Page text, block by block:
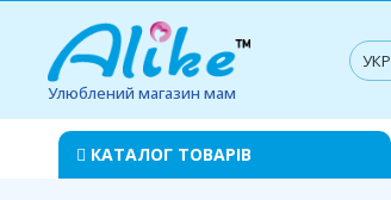
Улюблений магазин мам
УКР
КАТАЛОГ ТОВАРІВ